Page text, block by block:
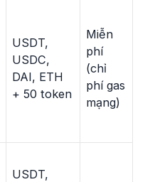
USDT,
USDC,
DAI, ETH
+ 50 token
Miễn
phí
(chỉ
phí gas
mạng)
USDT,